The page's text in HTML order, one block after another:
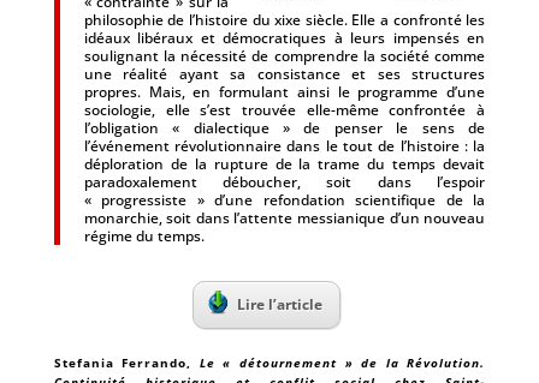
philosophie de l’histoire du xixe siècle. Elle a confronté les
idéaux libéraux et démocratiques à leurs impensés en
soulignant la nécessité de comprendre la société comme
une réalité ayant sa consistance et ses structures
propres. Mais, en formulant ainsi le programme d’une
sociologie, elle s’est trouvée elle-même confrontée à
l’obligation « dialectique » de penser le sens de
l’événement révolutionnaire dans le tout de l’histoire : la
déploration de la rupture de la trame du temps devait
paradoxalement déboucher, soit dans l’espoir
« progressiste » d’une refondation scientifique de la
monarchie, soit dans l’attente messianique d’un nouveau
régime du temps.
Lire l’article
Stefania Ferrando, Le « détournement » de la Révolution.